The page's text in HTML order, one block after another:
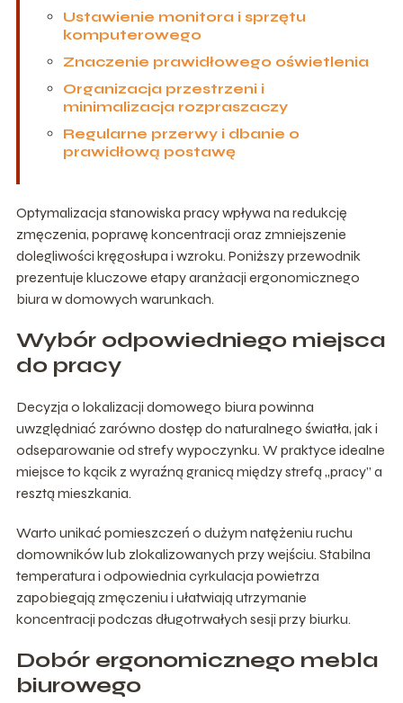
Ustawienie monitora i sprzętu
komputerowego
Znaczenie prawidłowego oświetlenia
Organizacja przestrzeni i
minimalizacja rozpraszaczy
Regularne przerwy i dbanie o
prawidłową postawę
Optymalizacja stanowiska pracy wpływa na redukcję
zmęczenia, poprawę koncentracji oraz zmniejszenie
dolegliwości kręgosłupa i wzroku. Poniższy przewodnik
prezentuje kluczowe etapy aranżacji ergonomicznego
biura w domowych warunkach.
Wybór odpowiedniego miejsca
do pracy
Decyzja o lokalizacji domowego biura powinna
uwzględniać zarówno dostęp do naturalnego światła, jak i
odseparowanie od strefy wypoczynku. W praktyce idealne
miejsce to kącik z wyraźną granicą między strefą „pracy” a
resztą mieszkania.
Warto unikać pomieszczeń o dużym natężeniu ruchu
domowników lub zlokalizowanych przy wejściu. Stabilna
temperatura i odpowiednia cyrkulacja powietrza
zapobiegają zmęczeniu i ułatwiają utrzymanie
koncentracji podczas długotrwałych sesji przy biurku.
Dobór ergonomicznego mebla
biurowego